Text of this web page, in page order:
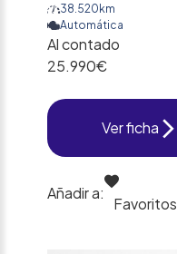
38.520km
Automática
Al contado
25.990€
Ver ficha
Añadir a:
Favoritos